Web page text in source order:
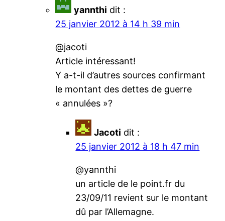
yannthi dit :
25 janvier 2012 à 14 h 39 min
@jacoti
Article intéressant!
Y a-t-il d’autres sources confirmant
le montant des dettes de guerre
« annulées »?
Jacoti dit :
25 janvier 2012 à 18 h 47 min
@yannthi
un article de le point.fr du
23/09/11 revient sur le montant
dû par l’Allemagne.